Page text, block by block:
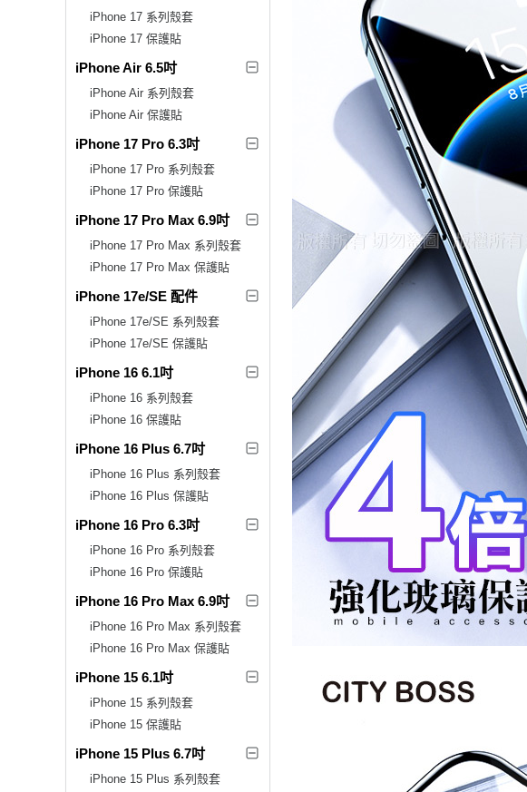
iPhone 17 系列殼套
iPhone 17 保護貼
iPhone Air 6.5吋
iPhone Air 系列殼套
iPhone Air 保護貼
iPhone 17 Pro 6.3吋
iPhone 17 Pro 系列殼套
iPhone 17 Pro 保護貼
iPhone 17 Pro Max 6.9吋
iPhone 17 Pro Max 系列殼套
iPhone 17 Pro Max 保護貼
iPhone 17e/SE 配件
iPhone 17e/SE 系列殼套
iPhone 17e/SE 保護貼
iPhone 16 6.1吋
iPhone 16 系列殼套
iPhone 16 保護貼
iPhone 16 Plus 6.7吋
iPhone 16 Plus 系列殼套
iPhone 16 Plus 保護貼
iPhone 16 Pro 6.3吋
iPhone 16 Pro 系列殼套
iPhone 16 Pro 保護貼
iPhone 16 Pro Max 6.9吋
iPhone 16 Pro Max 系列殼套
iPhone 16 Pro Max 保護貼
iPhone 15 6.1吋
iPhone 15 系列殼套
iPhone 15 保護貼
iPhone 15 Plus 6.7吋
iPhone 15 Plus 系列殼套